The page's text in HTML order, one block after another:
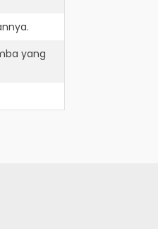
yang